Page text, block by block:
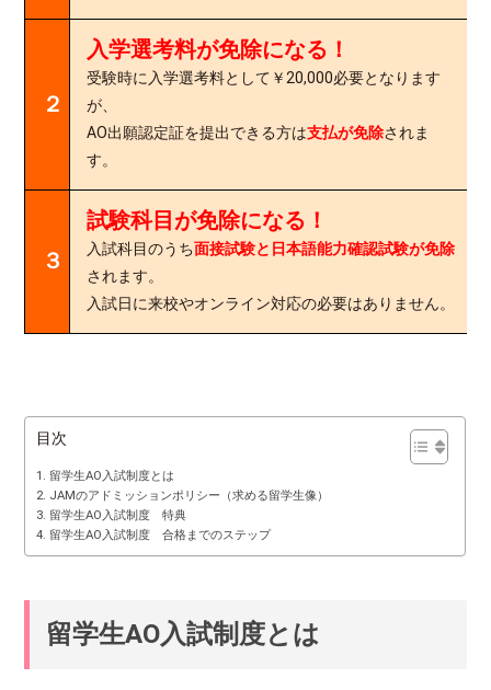
２．
入学選考料が免除になる！
受験時に入学選考料として￥20,000必要となります
が、
AO出願認定証を提出できる方は支払が免除されま
す。
３．
試験科目が免除になる！
入試科目のうち面接試験と日本語能力確認試験が免除
されます。
入試日に来校やオンライン対応の必要はありません。
目次
留学生AO入試制度とは
JAMのアドミッションポリシー（求める留学生像）
留学生AO入試制度 特典
留学生AO入試制度 合格までのステップ
留学生AO入試制度とは